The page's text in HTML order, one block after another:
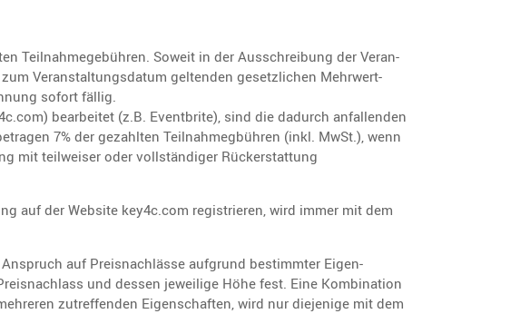
Teilnah­me­ge­bühren. Soweit in der Ausschrei­bung der Veran­
Veran­stal­tungs­datum geltenden gesetz­li­chen Mehrwert­
sofort fällig.
bearbeitet (z.B. Event­brite), sind die dadurch anfal­lenden
7% der gezahlten Teilnah­meg­bühren (inkl. MwSt.), wenn
mit teilweiser oder vollstän­diger Rückerstat­tung
auf der Website key4c.com regis­trieren, wird immer mit dem
auf Preis­nach­lässe aufgrund bestimmter Eigen­
und dessen jewei­lige Höhe fest. Eine Kombi­na­tion
zutref­fenden Eigen­schaften, wird nur dieje­nige mit dem